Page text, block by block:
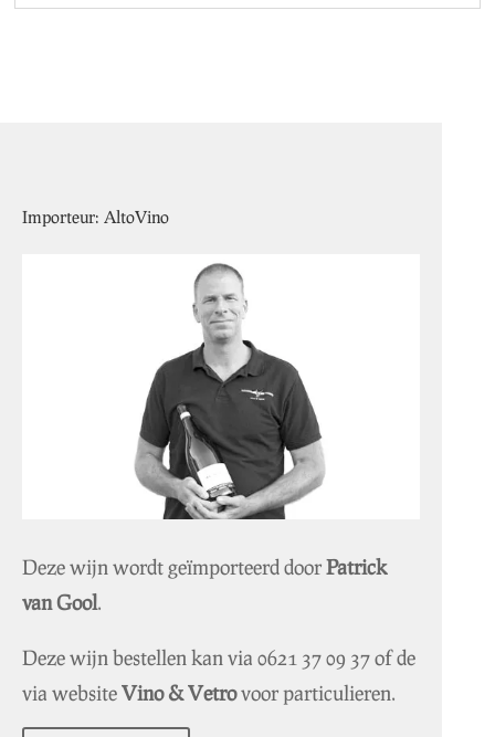
Importeur: AltoVino
Deze wijn wordt geïmporteerd doorPatrick
van Gool.
Deze wijn bestellen kan via 0621 37 09 37of de
via websiteVino & Vetrovoor particulieren.